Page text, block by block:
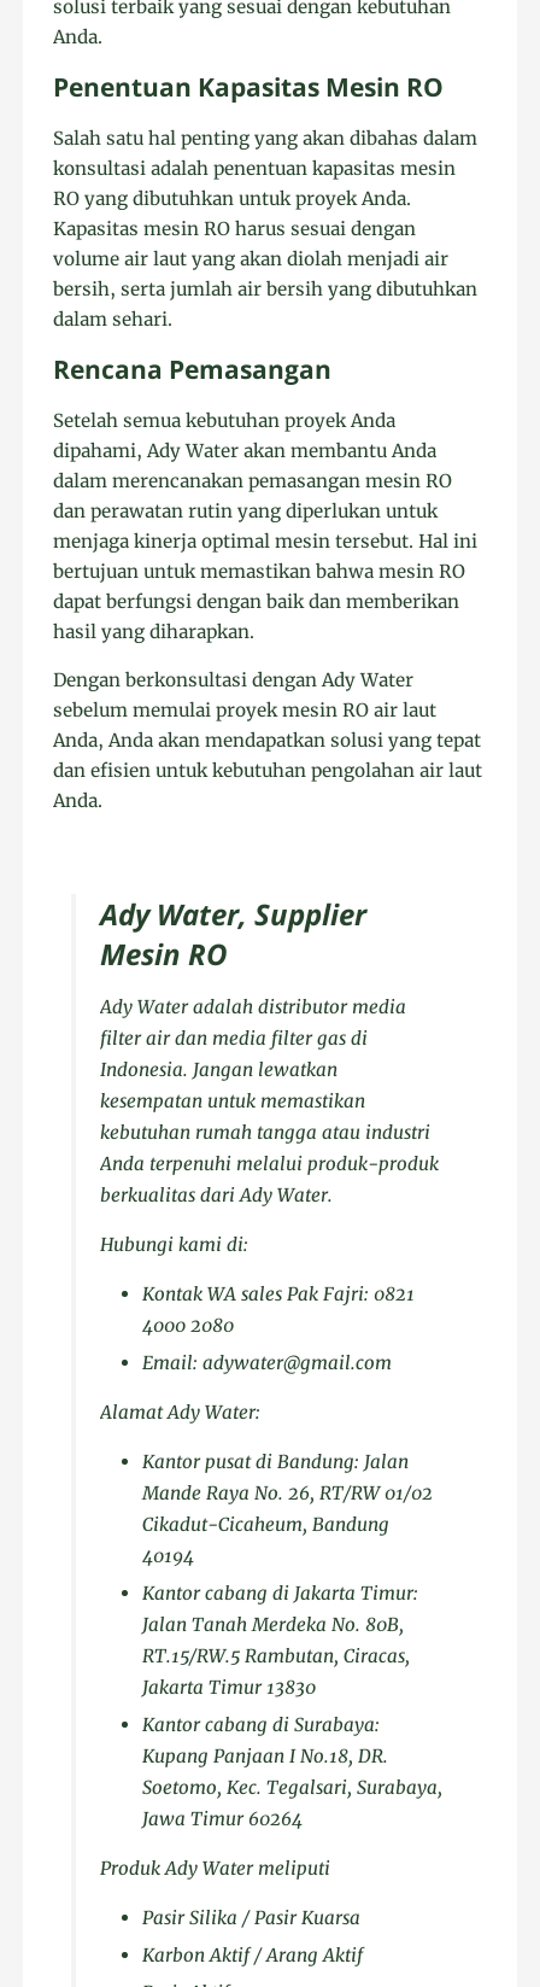
solusi terbaik yang sesuai dengan kebutuhan
Anda.
Penentuan Kapasitas Mesin RO
Salah satu hal penting yang akan dibahas dalam
konsultasi adalah penentuan kapasitas mesin
RO yang dibutuhkan untuk proyek Anda.
Kapasitas mesin RO harus sesuai dengan
volume air laut yang akan diolah menjadi air
bersih, serta jumlah air bersih yang dibutuhkan
dalam sehari.
Rencana Pemasangan
Setelah semua kebutuhan proyek Anda
dipahami, Ady Water akan membantu Anda
dalam merencanakan pemasangan mesin RO
dan perawatan rutin yang diperlukan untuk
menjaga kinerja optimal mesin tersebut. Hal ini
bertujuan untuk memastikan bahwa mesin RO
dapat berfungsi dengan baik dan memberikan
hasil yang diharapkan.
Dengan berkonsultasi dengan Ady Water
sebelum memulai proyek mesin RO air laut
Anda, Anda akan mendapatkan solusi yang tepat
dan efisien untuk kebutuhan pengolahan air laut
Anda.
Ady Water, Supplier
Mesin RO
Ady Water adalah distributor media
filter air dan media filter gas di
Indonesia. Jangan lewatkan
kesempatan untuk memastikan
kebutuhan rumah tangga atau industri
Anda terpenuhi melalui produk-produk
berkualitas dari Ady Water.
Hubungi kami di:
Kontak WA sales Pak Fajri: 0821
4000 2080
Email: adywater@gmail.com
Alamat Ady Water:
Kantor pusat di Bandung: Jalan
Mande Raya No. 26, RT/RW 01/02
Cikadut-Cicaheum, Bandung
40194
Kantor cabang di Jakarta Timur:
Jalan Tanah Merdeka No. 80B,
RT.15/RW.5 Rambutan, Ciracas,
Jakarta Timur 13830
Kantor cabang di Surabaya:
Kupang Panjaan I No.18, DR.
Soetomo, Kec. Tegalsari, Surabaya,
Jawa Timur 60264
Produk Ady Water meliputi
Pasir Silika / Pasir Kuarsa
Karbon Aktif / Arang Aktif